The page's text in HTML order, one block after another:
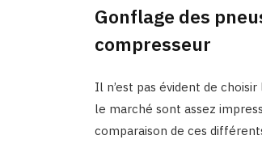
Gonflage des
compresseur
Il n’est pas évident de
le marché sont assez
comparaison de ces